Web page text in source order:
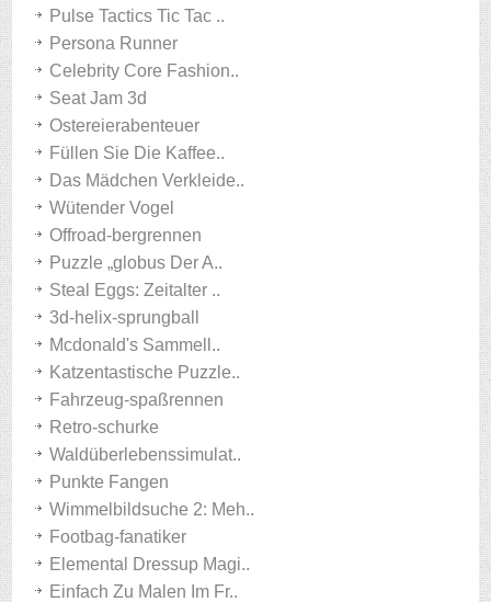
Pulse Tactics Tic Tac ..
Persona Runner
Celebrity Core Fashion..
Seat Jam 3d
Ostereierabenteuer
Füllen Sie Die Kaffee..
Das Mädchen Verkleide..
Wütender Vogel
Offroad-bergrennen
Puzzle „globus Der A..
Steal Eggs: Zeitalter ..
3d-helix-sprungball
Mcdonald's Sammell..
Katzentastische Puzzle..
Fahrzeug-spaßrennen
Retro-schurke
Waldüberlebenssimulat..
Punkte Fangen
Wimmelbildsuche 2: Meh..
Footbag-fanatiker
Elemental Dressup Magi..
Einfach Zu Malen Im Fr..